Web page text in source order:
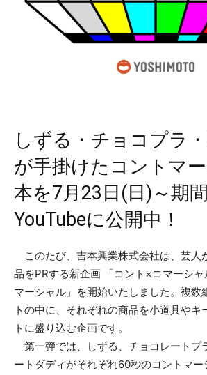
しずる・チョコプラ
が手掛けたコントマ
本を7月23日(日)～期
YouTubeに公開中！
このたび、吉本興業株式会社は、芸人
品をPRする新企画 「コント×コマーシ
マーシャル」を開始いたしました。複数
トの中に、それぞれの商品を小道具やキ
トに盛り込む企画です。
第一弾では、しずる、チョコレートプ
ートダディがそれぞれ60秒のコントマー